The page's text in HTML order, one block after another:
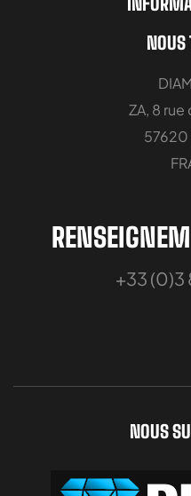
NOUS
ZA, 8
+33 (0)3
NOUS